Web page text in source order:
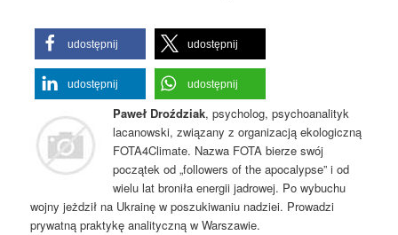
udostępnij udostępnij
udostępnij udostępnij
Paweł Droździak, psycholog, psychoanalityk
lacanowski, związany z organizacją ekologiczną
FOTA4Climate. Nazwa FOTA bierze swój
początek od „followers of the apocalypse” i od
wielu lat broniła energii jadrowej. Po wybuchu
wojny jeżdził na Ukrainę w poszukiwaniu nadziei. Prowadzi
prywatną praktykę analityczną w Warszawie.